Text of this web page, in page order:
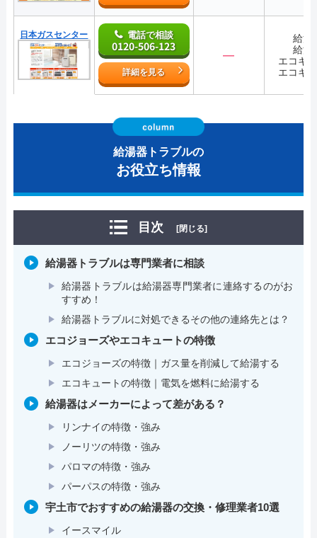
日本ガスセンター 電話で相談
0120-506-123
詳細を見る
―
給湯
給湯
エコキ
エコキ
給湯器トラブルの
お役立ち情報
目次 [閉じる]
給湯器トラブルは専門業者に相談
給湯器トラブルは給湯器専門業者に連絡するのがお
すすめ！
給湯器トラブルに対処できるその他の連絡先とは？
エコジョーズやエコキュートの特徴
エコジョーズの特徴｜ガス量を削減して給湯する
エコキュートの特徴｜電気を燃料に給湯する
給湯器はメーカーによって差がある？
リンナイの特徴・強み
ノーリツの特徴・強み
パロマの特徴・強み
パーパスの特徴・強み
宇土市でおすすめの給湯器の交換・修理業者10選
イースマイル